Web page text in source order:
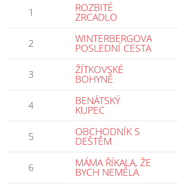
1
ROZBITÉ
ZRCADLO
2 WINTERBERGOVA
POSLEDNÍ CESTA
3 ŽÍTKOVSKÉ
BOHYNĚ
4 BENÁTSKÝ
KUPEC
5 OBCHODNÍK S
DEŠTĚM
6 MÁMA ŘÍKALA, ŽE
BYCH NEMĚLA